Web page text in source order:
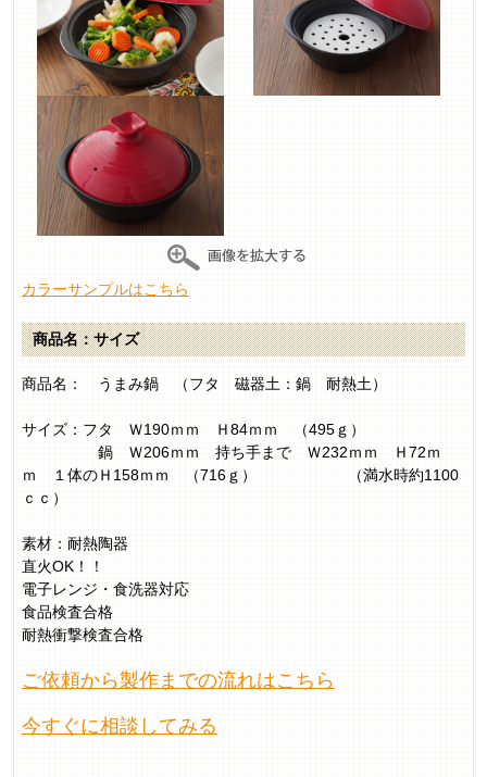
カラーサンプルはこちら
商品名：サイズ
商品名： うまみ鍋 （フタ 磁器土：鍋 耐熱土）
サイズ：フタ Ｗ190ｍｍ Ｈ84ｍｍ （495ｇ）
鍋 Ｗ206ｍｍ 持ち手まで Ｗ232ｍｍ Ｈ72ｍ
ｍ １体のＨ158ｍｍ （716ｇ） （満水時約1100
ｃｃ）
素材：耐熱陶器
直火OK！！
電子レンジ・食洗器対応
食品検査合格
耐熱衝撃検査合格
ご依頼から製作までの流れはこちら
今すぐに相談してみる